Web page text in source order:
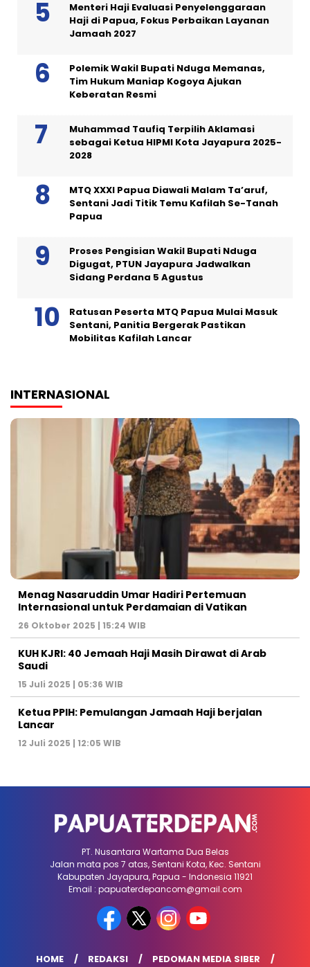
Menteri Haji Evaluasi Penyelenggaraan
Haji di Papua, Fokus Perbaikan Layanan
Jamaah 2027
Polemik Wakil Bupati Nduga Memanas,
Tim Hukum Maniap Kogoya Ajukan
Keberatan Resmi
Muhammad Taufiq Terpilih Aklamasi
sebagai Ketua HIPMI Kota Jayapura 2025-
2028
MTQ XXXI Papua Diawali Malam Ta’aruf,
Sentani Jadi Titik Temu Kafilah Se-Tanah
Papua
Proses Pengisian Wakil Bupati Nduga
Digugat, PTUN Jayapura Jadwalkan
Sidang Perdana 5 Agustus
Ratusan Peserta MTQ Papua Mulai Masuk
Sentani, Panitia Bergerak Pastikan
Mobilitas Kafilah Lancar
INTERNASIONAL
Menag Nasaruddin Umar Hadiri Pertemuan
Internasional untuk Perdamaian di Vatikan
26 Oktober 2025 | 15:24 WIB
KUH KJRI: 40 Jemaah Haji Masih Dirawat di Arab
Saudi
15 Juli 2025 | 05:36 WIB
Ketua PPIH: Pemulangan Jamaah Haji berjalan
Lancar
12 Juli 2025 | 12:05 WIB
PT. Nusantara Wartama Dua Belas
Jalan mata pos 7 atas, Sentani Kota, Kec. Sentani
Kabupaten Jayapura, Papua - Indonesia 11921
Email : papuaterdepancom@gmail.com
HOME REDAKSI PEDOMAN MEDIA SIBER